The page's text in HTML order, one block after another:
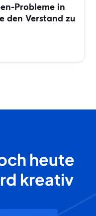
Probleme in
den Verstand zu
heute
kreativ